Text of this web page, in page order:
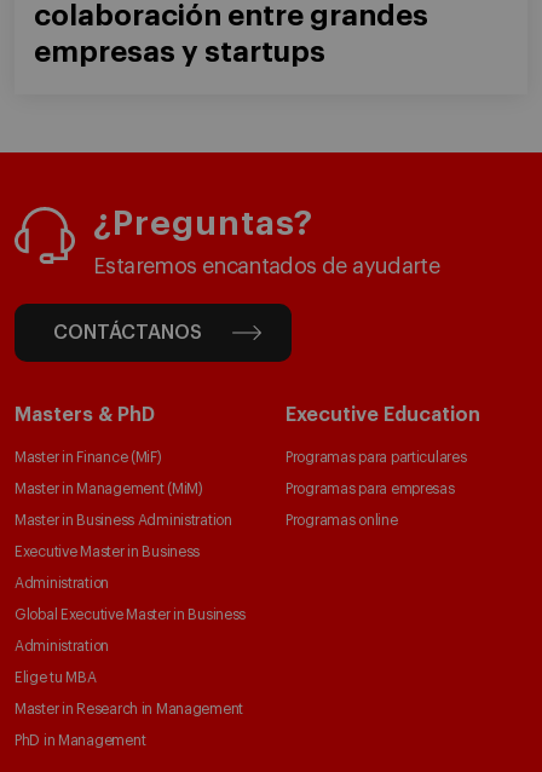
colaboración entre grandes
empresas y startups
¿Preguntas?
Estaremos encantados de ayudarte
CONTÁCTANOS
Masters & PhD
Master in Finance (MiF)
Master in Management (MiM)
Master in Business Administration
Executive Master in Business
Administration
Global Executive Master in Business
Administration
Elige tu MBA
Master in Research in Management
PhD in Management
Executive Education
Programas para particulares
Programas para empresas
Programas online